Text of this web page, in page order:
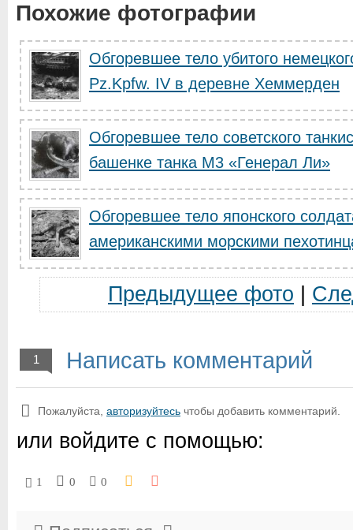
Похожие фотографии
Обгоревшее тело убитого
Pz.Kpfw. IV в деревне Хеммерден
Обгоревшее тело советского
башенке танка М3 «Генерал Ли»
Обгоревшее тело японского
американскими морскими
Предыдущее фото
1 Написать комментарий
Пожалуйста, авторизуйтесь чтобы добавить комментарий.
или войдите с помощью:
1 0 0